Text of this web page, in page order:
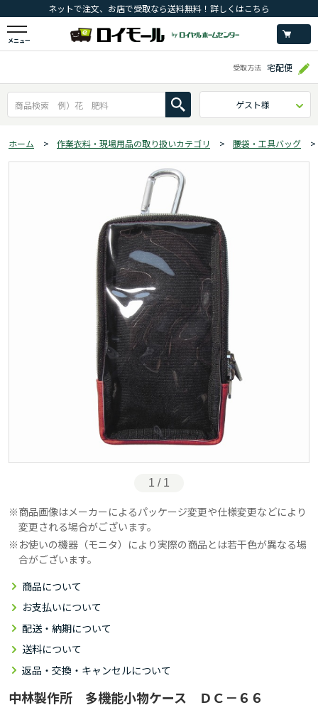
ネットで注文、お店で受取なら送料無料！詳しくはこちら
メニュー
受取方法 宅配便
ゲスト様
ホーム > 作業衣料・現場用品の取り扱いカテゴリ > 腰袋・工具バッグ >
1 / 1
商品画像はメーカーによるパッケージ変更や仕様変更などにより
変更される場合がございます。
お使いの機器（モニタ）により実際の商品とは若干色が異なる場
合がございます。
商品について
お支払いについて
配送・納期について
送料について
返品・交換・キャンセルについて
中林製作所 多機能小物ケース ＤＣ－６６